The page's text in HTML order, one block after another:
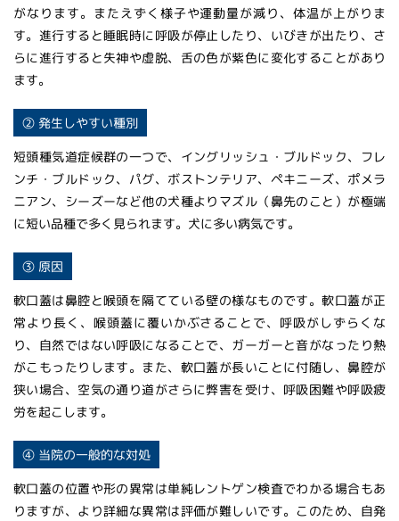
がなります。またえずく様子や運動量が減り、体温が上がりま
す。進行すると睡眠時に呼吸が停止したり、いびきが出たり、さ
らに進行すると失神や虚脱、舌の色が紫色に変化することがあり
ます。
② 発生しやすい種別
短頭種気道症候群の一つで、イングリッシュ・ブルドック、フレ
ンチ・ブルドック、パグ、ボストンテリア、ペキニーズ、ポメラ
ニアン、シーズーなど他の犬種よりマズル（鼻先のこと）が極端
に短い品種で多く見られます。犬に多い病気です。
③ 原因
軟口蓋は鼻腔と喉頭を隔てている壁の様なものです。軟口蓋が正
常より長く、喉頭蓋に覆いかぶさることで、呼吸がしずらくな
り、自然ではない呼吸になることで、ガーガーと音がなったり熱
がこもったりします。また、軟口蓋が長いことに付随し、鼻腔が
狭い場合、空気の通り道がさらに弊害を受け、呼吸困難や呼吸疲
労を起こします。
④ 当院の一般的な対処
軟口蓋の位置や形の異常は単純レントゲン検査でわかる場合もあ
りますが、より詳細な異常は評価が難しいです。このため、自発